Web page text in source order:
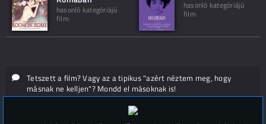
hasonló kategóriájú
film
hasonló kategóriájú
film
Tetszett a film? Vagy az a tipikus "azért néztem meg, hogy
másnak ne kelljen"? Mondd el másoknak is!
Hozzászólások (